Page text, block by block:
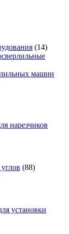
(14)
машин
нарезчиков
(88)
установки